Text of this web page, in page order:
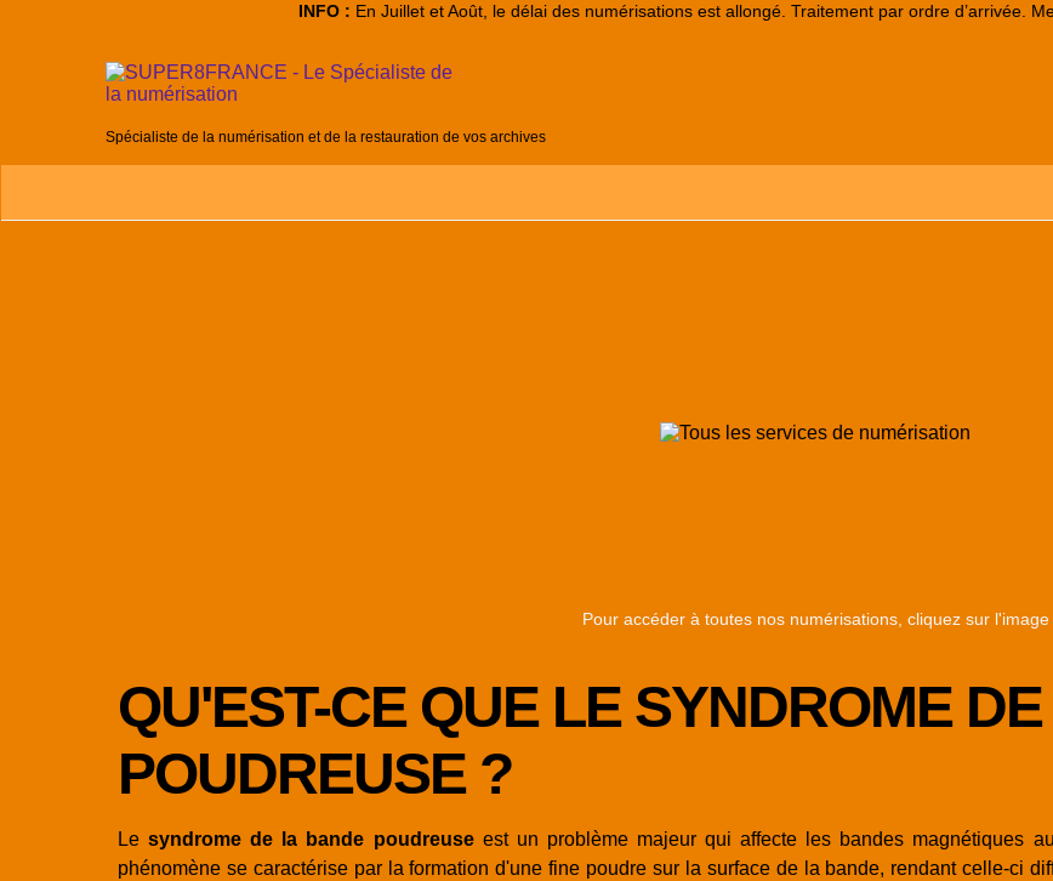
INFO : En Juillet et Août, le délai des numérisations est allongé. Traitement par ordre d’arrivée.
Spécialiste de la numérisation et de la restauration de vos archives
Pour accéder à toutes nos numérisations, cliquez sur l'image
QU'EST-CE QUE LE SYNDROME
POUDREUSE ?
Lesyndrome de la bande poudreuseest un problème majeur qui affecte les bandes magnétiques
phénomène se caractérise par la formation d'une fine poudre sur la surface de la bande, rendant celle-ci